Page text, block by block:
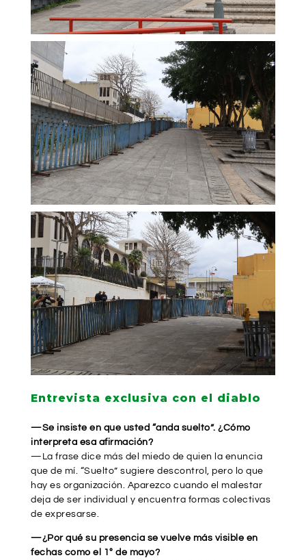
Entrevista exclusiva con el diablo
—Se insiste en que usted “anda suelto”. ¿Cómo
interpreta esa afirmación?
—La frase dice más del miedo de quien la enuncia
que de mí. “Suelto” sugiere descontrol, pero lo que
hay es organización. Aparezco cuando el malestar
deja de ser individual y encuentra formas colectivas
de expresarse.
—¿Por qué su presencia se vuelve más visible en
fechas como el 1° de mayo?